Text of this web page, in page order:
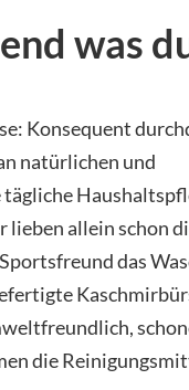
was
Konsequent
natürlichen und
allein schon
das
die